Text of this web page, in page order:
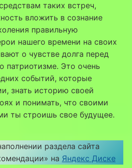
таких встреч,
вложить в сознание
правильную
нашего времени на своих
о чувстве долга перед
патриотизме. Это очень
событий, которые
знать историю своей
и понимать, что своими
ты строишь свое будущее.
раздела сайта
на Яндекс Диске